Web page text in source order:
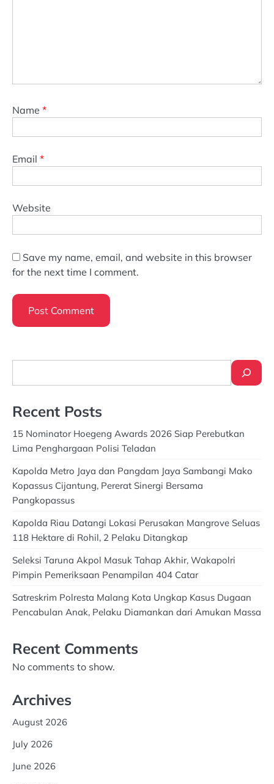
Name *
Email *
Website
Save my name, email, and website in this browser
for the next time I comment.
Recent Posts
15 Nominator Hoegeng Awards 2026 Siap Perebutkan
Lima Penghargaan Polisi Teladan
Kapolda Metro Jaya dan Pangdam Jaya Sambangi Mako
Kopassus Cijantung, Pererat Sinergi Bersama
Pangkopassus
Kapolda Riau Datangi Lokasi Perusakan Mangrove Seluas
118 Hektare di Rohil, 2 Pelaku Ditangkap
Seleksi Taruna Akpol Masuk Tahap Akhir, Wakapolri
Pimpin Pemeriksaan Penampilan 404 Catar
Satreskrim Polresta Malang Kota Ungkap Kasus Dugaan
Pencabulan Anak, Pelaku Diamankan dari Amukan Massa
Recent Comments
No comments to show.
Archives
August 2026
July 2026
June 2026